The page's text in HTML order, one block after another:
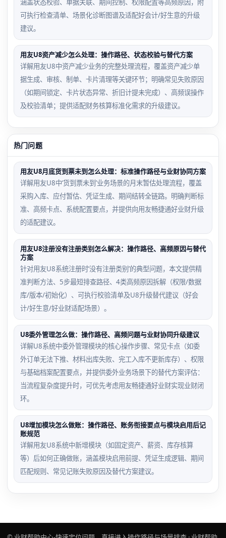
涵盖状态校验、单据关联、期间控制、权限配置等高频原因，附
可执行检查清单、场景化诊断图谱及适配好会计/好生意的升级
建议。
用友U8资产减少怎么处理：操作路径、状态校验与替代方案
详解用友U8中资产减少业务的完整处理流程，覆盖资产减少单
据生成、审核、制单、卡片清理等关键环节；明确常见失败原因
（如期间锁定、卡片状态异常、折旧计提未完成）、高频误操作
及校验清单；提供适配财务核算标准化需求的升级建议。
热门问题
用友U8月底货到票未到怎么处理：标准操作路径与业财协同方案
详解用友U8中‘货到票未到’业务场景的月末暂估处理流程，覆盖
采购入库、应付暂估、凭证生成、期间结转全链路。明确判断标
准、高频卡点、系统配置要点，并提供向用友畅捷通好业财升级
的适配建议。
用友U8注册没有注册类别怎么解决：操作路径、高频原因与替代
方案
针对用友U8系统注册时‘没有注册类别’的典型问题，本文提供精
准判断方法、5步最短排查路径、4类高频原因拆解（权限/数据
库/版本/初始化）、可执行校验清单及U8升级替代建议（好会
计/好生意/好业财适配场景）。
U8委外管理怎么做：操作路径、高频问题与业财协同升级建议
详解U8系统中委外管理模块的核心操作步骤、常见卡点（如委
外订单无法下推、材料出库失败、完工入库不更新库存）、权限
与基础档案配置要点，并提供委外业务场景下的替代方案评估：
当流程复杂度提升时，可优先考虑用友畅捷通好业财实现业财闭
环。
U8增加模块怎么做账：操作路径、账务衔接要点与模块启用后记
账规范
详解用友U8系统中新增模块（如固定资产、薪资、库存核算
等）后如何正确做账，涵盖模块启用前提、凭证生成逻辑、期间
匹配规则、常见记账失败原因及替代方案建议。